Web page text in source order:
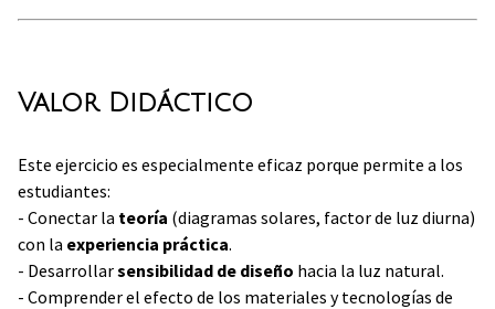
Valor Didáctico
Este ejercicio es especialmente eficaz porque permite a los
estudiantes:
- Conectar la teoría (diagramas solares, factor de luz diurna)
con la experiencia práctica.
- Desarrollarsensibilidad de diseño hacia la luz natural.
- Comprender el efecto de los materiales y tecnologías de